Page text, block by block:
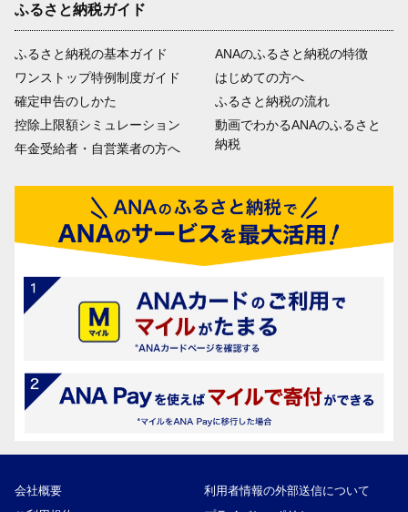
ふるさと納税ガイド
ふるさと納税の基本ガイド
ワンストップ特例制度ガイド
確定申告のしかた
控除上限額シミュレーション
年金受給者・自営業者の方へ
ANAのふるさと納税の特徴
はじめての方へ
ふるさと納税の流れ
動画でわかるANAのふるさと
納税
会社概要
利用者情報の外部送信について